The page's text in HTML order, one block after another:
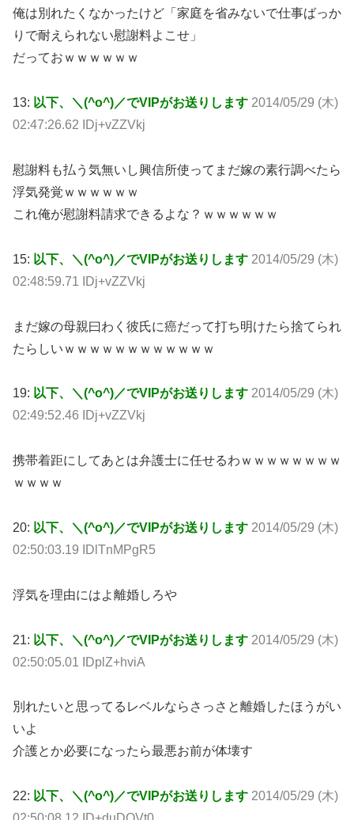
俺は別れたくなかったけど「家庭を省みないで仕事ばっか
りで耐えられない慰謝料よこせ」
だっておｗｗｗｗｗｗ
13: 以下、＼(^o^)／でVIPがお送りします 2014/05/29 (木)
02:47:26.62 IDj+vZZVkj
慰謝料も払う気無いし興信所使ってまだ嫁の素行調べたら
浮気発覚ｗｗｗｗｗｗ
これ俺が慰謝料請求できるよな？ｗｗｗｗｗｗ
15: 以下、＼(^o^)／でVIPがお送りします 2014/05/29 (木)
02:48:59.71 IDj+vZZVkj
まだ嫁の母親曰わく彼氏に癌だって打ち明けたら捨てられ
たらしいｗｗｗｗｗｗｗｗｗｗｗｗ
19: 以下、＼(^o^)／でVIPがお送りします 2014/05/29 (木)
02:49:52.46 IDj+vZZVkj
携帯着距にしてあとは弁護士に任せるわｗｗｗｗｗｗｗｗ
ｗｗｗｗ
20: 以下、＼(^o^)／でVIPがお送りします 2014/05/29 (木)
02:50:03.19 IDlTnMPgR5
浮気を理由にはよ離婚しろや
21: 以下、＼(^o^)／でVIPがお送りします 2014/05/29 (木)
02:50:05.01 IDplZ+hviA
別れたいと思ってるレベルならさっさと離婚したほうがい
いよ
介護とか必要になったら最悪お前が体壊す
22: 以下、＼(^o^)／でVIPがお送りします 2014/05/29 (木)